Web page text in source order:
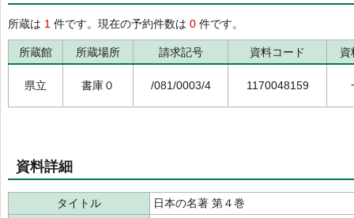
所蔵は 1 件です。現在の予約件数は 0 件です。
所蔵館 所蔵場所 請求記号 資料コード 資
県立 書庫０ /081/0003/4 1170048159
資料詳細
タイトル
日本の名著 第４巻